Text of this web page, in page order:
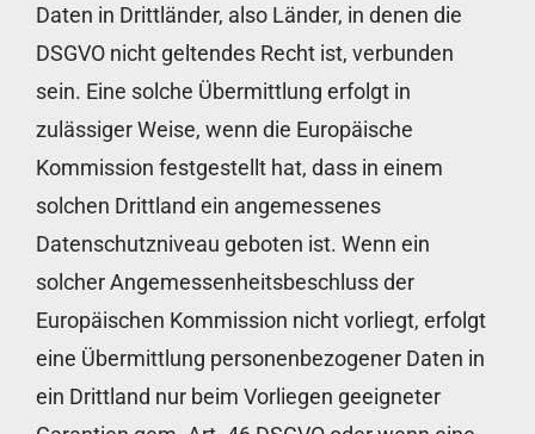
Daten in Drittländer, also Länder, in denen die
DSGVO nicht geltendes Recht ist, verbunden
sein. Eine solche Übermittlung erfolgt in
zulässiger Weise, wenn die Europäische
Kommission festgestellt hat, dass in einem
solchen Drittland ein angemessenes
Datenschutzniveau geboten ist. Wenn ein
solcher Angemessenheitsbeschluss der
Europäischen Kommission nicht vorliegt, erfolgt
eine Übermittlung personenbezogener Daten in
ein Drittland nur beim Vorliegen geeigneter